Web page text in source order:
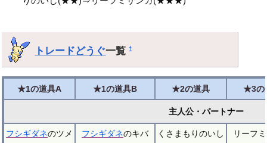
トレードどうぐ一覧†
★1の道具A ★1の道具B ★2の道具 ★3の
主人公・パートナー
フシギダネのツメ フシギダネのキバ くさまもりのいし リーフ